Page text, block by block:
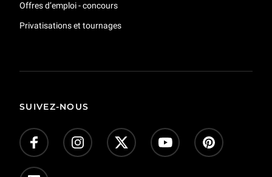
Offres d’emploi - concours
Privatisations et tournages
SUIVEZ-NOUS